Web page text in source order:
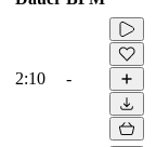
2:10 -